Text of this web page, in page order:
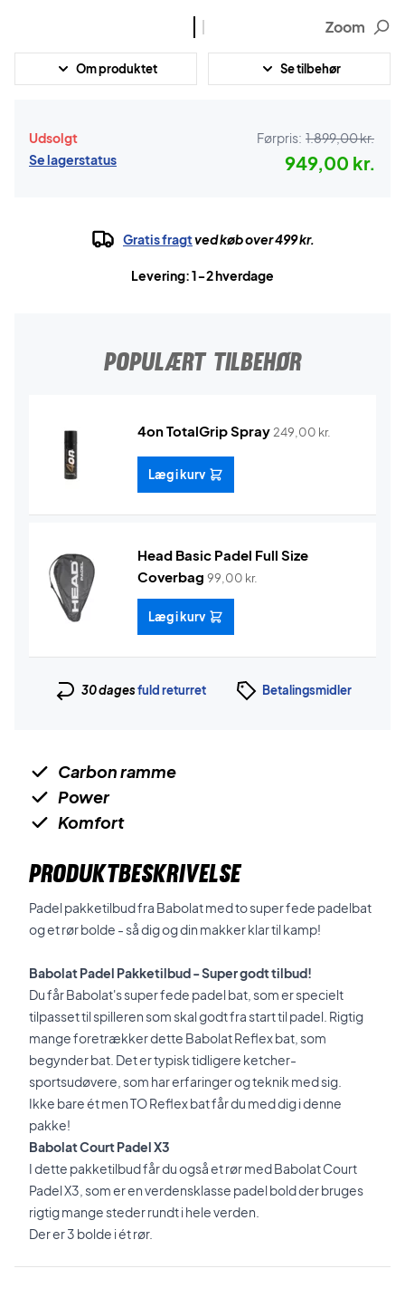
Zoom
Om produktet Se tilbehør
Udsolgt
Se lagerstatus
Førpris: 1.899,00 kr.
949,00 kr.
Gratis fragtved køb over 499 kr.
Levering: 1-2 hverdage
POPULÆRT TILBEHØR
4on TotalGrip Spray 249,00 kr.
Læg i kurv
Head Basic Padel Full Size
Coverbag 99,00 kr.
Læg i kurv
30 dagesfuld returret Betalingsmidler
Carbon ramme
Power
Komfort
PRODUKTBESKRIVELSE
Padel pakketilbud fra Babolat med to super fede padelbat
og et rør bolde - så dig og din makker klar til kamp!
Babolat Padel Pakketilbud - Super godt tilbud!
Du får Babolat's super fede padel bat, som er specielt
tilpasset til spilleren som skal godt fra start til padel. Rigtig
mange foretrækker dette Babolat Reflex bat, som
begynder bat. Det er typisk tidligere ketcher-
sportsudøvere, som har erfaringer og teknik med sig.
Ikke bare ét men TO Reflex bat får du med dig i denne
pakke!
Babolat Court Padel X3
I dette pakketilbud får du også et rør med Babolat Court
Padel X3, som er en verdensklasse padel bold der bruges
rigtig mange steder rundt i hele verden.
Der er 3 bolde i ét rør.